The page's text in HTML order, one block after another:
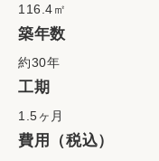
116.4㎡
築年数
約30年
工期
1.5ヶ月
費用（税込）